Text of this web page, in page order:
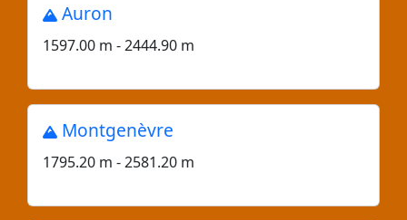
Auron
1597.00 m - 2444.90 m
Montgenèvre
1795.20 m - 2581.20 m